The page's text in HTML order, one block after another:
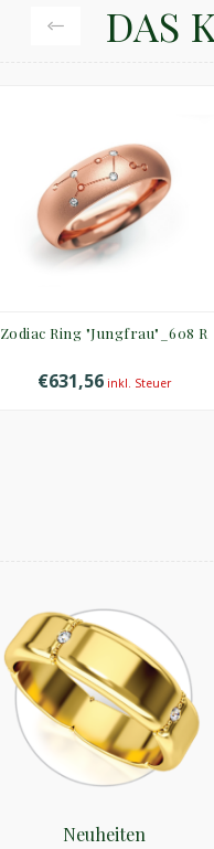
DAS
Zodiac Ring "Jungfrau"_608 R
€631,56inkl. Steuer
Neuheiten